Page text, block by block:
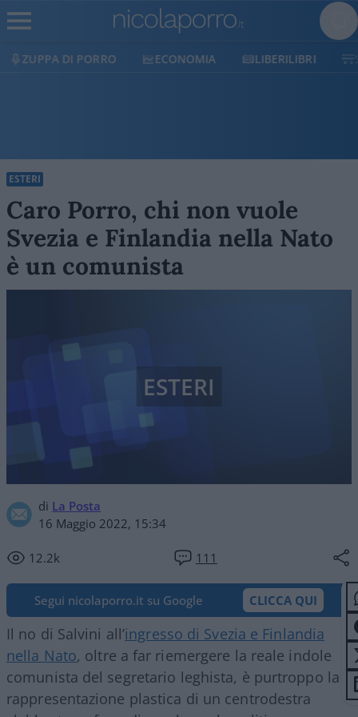
ECONOMIA LIBERILIBRI SHOP
ESTERI
Caro Porro, chi non vuole
Svezia e Finlandia nella Nato
è un comunista
di La Posta
16 Maggio 2022, 15:34
12.2k 111
ESTERI
Segui nicolaporro.it su Google CLICCA QUI
Il no di Salvini all’ingresso di Svezia e Finlandia
nella Nato, oltre a far riemergere la reale indole
comunista del segretario leghista, è purtroppo la
rappresentazione plastica di un centrodestra